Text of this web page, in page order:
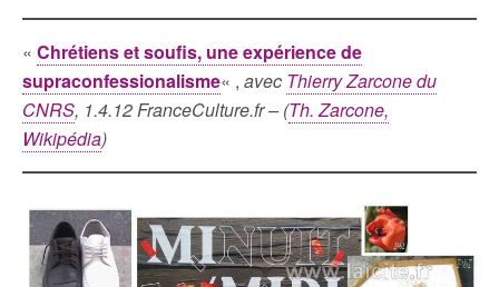
« Chrétiens et soufis, une expérience de
supraconfessionalisme« , avec Thierry Zarcone du
CNRS, 1.4.12 FranceCulture.fr – (Th. Zarcone,
Wikipédia)